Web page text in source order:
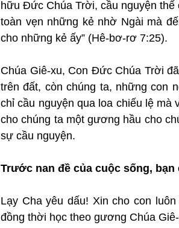
hữu Đức Chúa Trời, cầu nguyện thế
toàn vẹn những kẻ nhờ Ngài mà
cho những kẻ ấy” (Hê-bơ-rơ 7:25).
Chúa Giê-xu, Con Đức Chúa Trời
trên đất, còn chúng ta, những con
chỉ cầu nguyện qua loa chiếu lệ
cho chúng ta một gương hầu cho
sự cầu nguyện.
Trước nan đề của cuộc sống,
Lạy Cha yêu dấu! Xin cho con
đồng thời học theo gương Chúa